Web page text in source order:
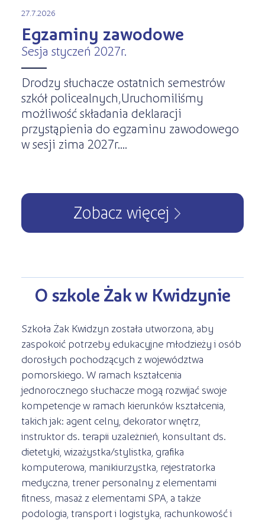
27.7.2026
Egzaminy zawodowe
Sesja styczeń 2027r.
Drodzy słuchacze ostatnich semestrów
szkół policealnych,Uruchomiliśmy
możliwość składania deklaracji
przystąpienia do egzaminu zawodowego
w sesji zima 2027r....
Zobacz więcej
O szkole Żak w Kwidzynie
Szkoła Żak Kwidzyn została utworzona, aby
zaspokoić potrzeby edukacyjne młodzieży i osób
dorosłych pochodzących z województwa
pomorskiego. W ramach kształcenia
jednorocznego słuchacze mogą rozwijać swoje
kompetencje w ramach kierunków kształcenia,
takich jak: agent celny, dekorator wnętrz,
instruktor ds. terapii uzależnień, konsultant ds.
dietetyki, wizażystka/stylistka, grafika
komputerowa, manikiurzystka, rejestratorka
medyczna, trener personalny z elementami
fitness, masaż z elementami SPA, a także
podologia, transport i logistyka, rachunkowość i